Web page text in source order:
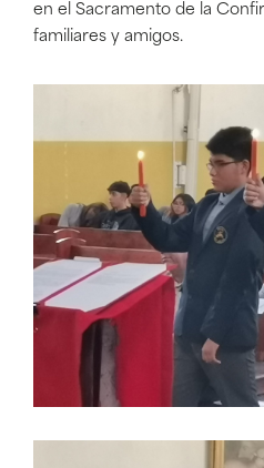
en el Sacramento de la
familiares y amigos.